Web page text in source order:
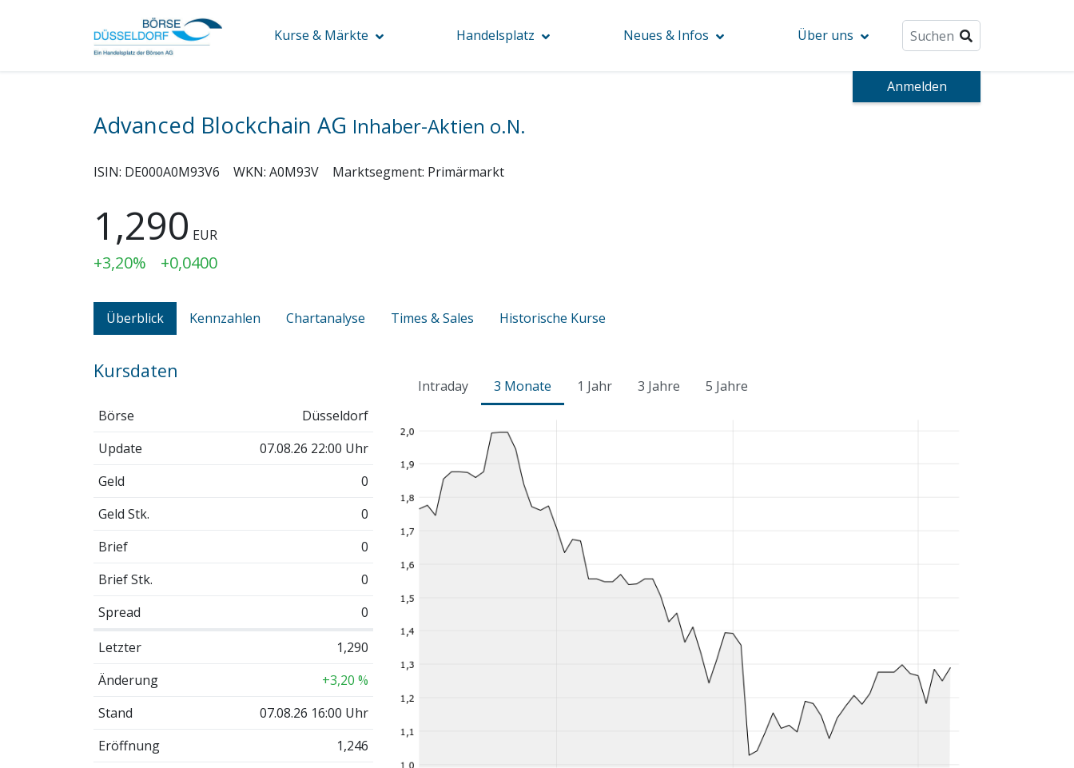
Kurse & Märkte Handelsplatz Neues & Infos Über uns
Anmelden
Advanced Blockchain AG Inhaber-Aktien o.N.
ISIN: DE000A0M93V6 WKN: A0M93V Marktsegment: Primärmarkt
1,290 EUR
+3,20% +0,0400
Überblick Kennzahlen Chartanalyse Times & Sales Historische Kurse
Kursdaten
Börse
Düsseldorf
Update
07.08.26 22:00 Uhr
Geld
0
Geld Stk.
0
Brief
0
Brief Stk.
0
Spread
0
Letzter
1,290
Änderung
+3,20 %
Stand
07.08.26 16:00 Uhr
Eröffnung
1,246
Intraday 3 Monate 1 Jahr 3 Jahre 5 Jahre